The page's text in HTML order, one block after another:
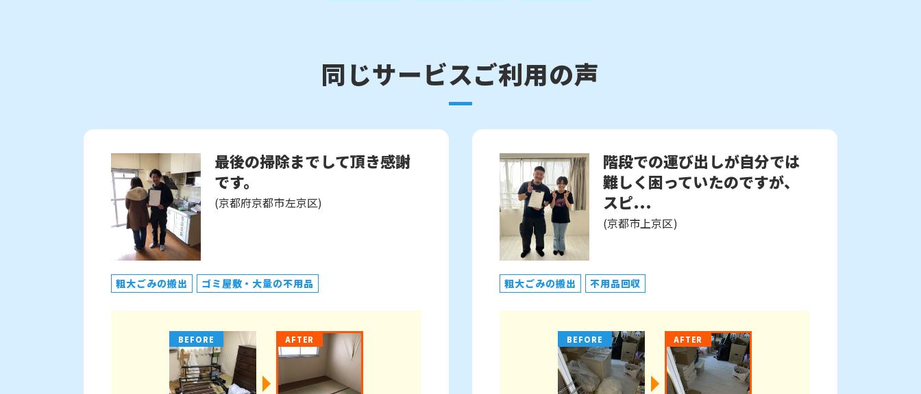
同じサービスご利用の声
最後の掃除までして頂き感謝
です。
(京都府京都市左京区)
粗大ごみの搬出 ゴミ屋敷・大量の不用品
BEFORE AFTER
階段での運び出しが自分では
難しく困っていたのですが、
スピ...
(京都市上京区)
粗大ごみの搬出 不用品回収
BEFORE AFTER